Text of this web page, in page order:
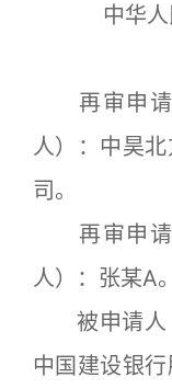
中华
再审申请
人）：中昊
司。
再审申请
人）：张某A。
被申请人（
中国建设银